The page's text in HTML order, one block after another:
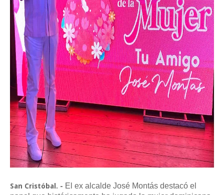
San Cristóbal. - El ex alcalde José Montás destacó el